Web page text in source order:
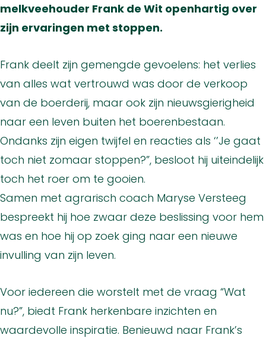
melkveehouder Frank de Wit openhartig over
zijn ervaringen met stoppen.
Frank deelt zijn gemengde gevoelens: het verlies
van alles wat vertrouwd was door de verkoop
van de boerderij, maar ook zijn nieuwsgierigheid
naar een leven buiten het boerenbestaan.
Ondanks zijn eigen twijfel en reacties als ‘’Je gaat
toch niet zomaar stoppen?”, besloot hij uiteindelijk
toch het roer om te gooien.
Samen met agrarisch coach Maryse Versteeg
bespreekt hij hoe zwaar deze beslissing voor hem
was en hoe hij op zoek ging naar een nieuwe
invulling van zijn leven.
Voor iedereen die worstelt met de vraag “Wat
nu?”, biedt Frank herkenbare inzichten en
waardevolle inspiratie. Benieuwd naar Frank’s